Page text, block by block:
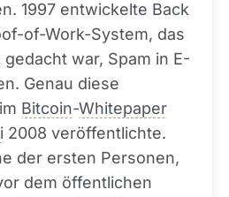
1997 entwickelte Back
of-Work-System, das
war, Spam in E-
Genau diese
Bitcoin-Whitepaper
2008 veröffentlichte.
der ersten Personen,
dem öffentlichen